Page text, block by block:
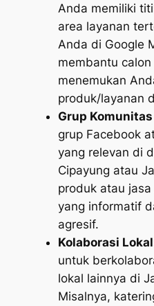
Anda memiliki
area layanan
Anda di Google
membantu
menemukan
produk/layanan
Grup
grup Facebook
yang relevan di
Cipayung atau
produk atau
yang informatif
agresif.
Kolaborasi
untuk
lokal lainnya di
Misalnya,